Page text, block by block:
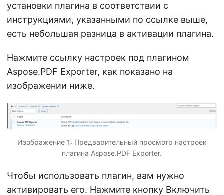
установки плагина в соответствии с
инструкциями, указанными по ссылке выше,
есть небольшая разница в активации плагина.
Нажмите ссылку настроек под плагином
Aspose.PDF Exporter, как показано на
изображении ниже.
Изображение 1: Предварительный просмотр настроек
плагина Aspose.PDF Exporter.
Чтобы использовать плагин, вам нужно
активировать его. Нажмите кнопку Включить